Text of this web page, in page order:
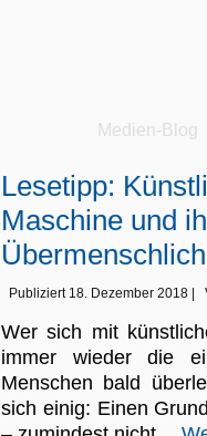
Medien-Blog
Lesetipp:
Maschine und
Publiziert 18. Dezember 2018
Wer sich mit
immer wieder die
Menschen bald
sich einig: Einen